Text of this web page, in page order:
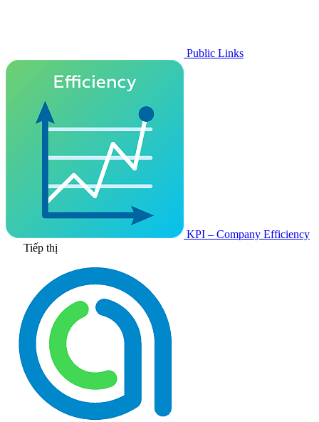
Public Links
KPI – Company Efficiency
Tiếp thị